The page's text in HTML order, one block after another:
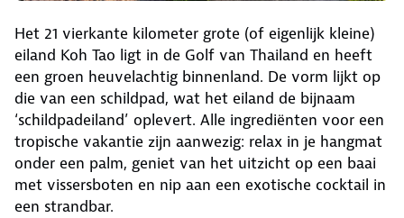
Het 21 vierkante kilometer grote (of eigenlijk kleine)
eiland Koh Tao ligt in de Golf van Thailand en heeft
een groen heuvelachtig binnenland. De vorm lijkt op
die van een schildpad, wat het eiland de bijnaam
‘schildpadeiland’ oplevert. Alle ingrediënten voor een
tropische vakantie zijn aanwezig: relax in je hangmat
onder een palm, geniet van het uitzicht op een baai
met vissersboten en nip aan een exotische cocktail in
een strandbar.